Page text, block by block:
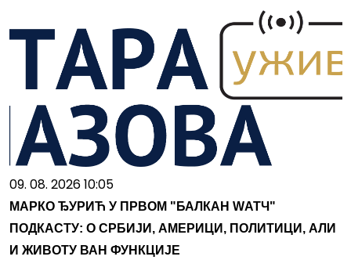
09. 08. 2026 10:05
МАРКО ЂУРИЋ У ПРВОМ "БАЛКАН WАТЧ"
ПОДКАСТУ: О СРБИЈИ, АМЕРИЦИ, ПОЛИТИЦИ, АЛИ
И ЖИВОТУ ВАН ФУНКЦИЈЕ